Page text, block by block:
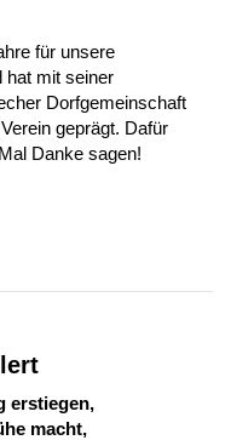
für unsere
hat mit seiner
Dorfgemeinschaft
geprägt. Dafür
Danke sagen!
erstiegen,
macht,